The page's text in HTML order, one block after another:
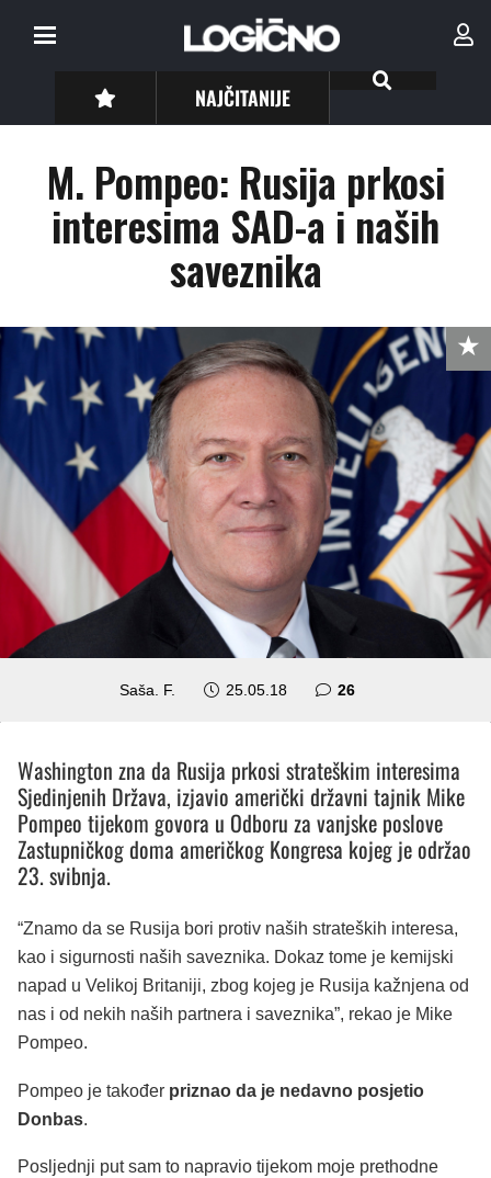
NAJČITANIJE
M. Pompeo: Rusija prkosi
interesima SAD-a i naših
saveznika
Saša. F. 25.05.18 26komentara
Washington zna da Rusija prkosi strateškim interesima
Sjedinjenih Država, izjavio američki državni tajnik Mike
Pompeo tijekom govora u Odboru za vanjske poslove
Zastupničkog doma američkog Kongresa kojeg je održao
23. svibnja.
“Znamo da se Rusija bori protiv naših strateških interesa,
kao i sigurnosti naših saveznika. Dokaz tome je kemijski
napad u Velikoj Britaniji, zbog kojeg je Rusija kažnjena od
nas i od nekih naših partnera i saveznika”, rekao je Mike
Pompeo.
Pompeo je također priznao da je nedavno posjetio
Donbas.
Posljednji put sam to napravio tijekom moje prethodne